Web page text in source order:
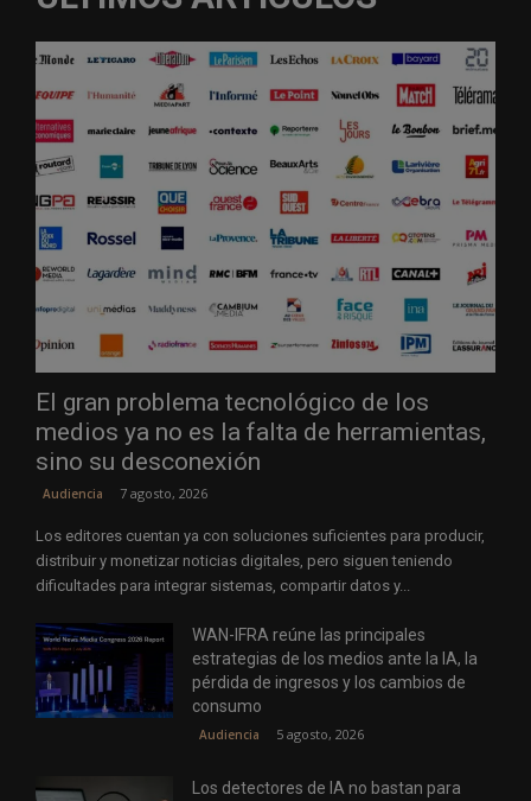
El gran problema tecnológico de los
medios ya no es la falta de herramientas,
sino su desconexión
Audiencia 7 agosto, 2026
Los editores cuentan ya con soluciones suficientes para producir,
distribuir y monetizar noticias digitales, pero siguen teniendo
dificultades para integrar sistemas, compartir datos y...
WAN-IFRA reúne las principales
estrategias de los medios ante la IA, la
pérdida de ingresos y los cambios de
consumo
Audiencia 5 agosto, 2026
Los detectores de IA no bastan para